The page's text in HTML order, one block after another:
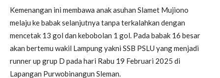
Kemenangan ini membawa anak asuhan Slamet Mujiono
melaju ke babak selanjutnya tanpa terkalahkan dengan
mencetak 13 gol dan kebobolan 1 gol. Pada babak 16 besar
akan bertemu wakil Lampung yakni SSB PSLU yang menjadi
runner up grup D pada hari Rabu 19 Februari 2025 di
Lapangan Purwobinangun Sleman.